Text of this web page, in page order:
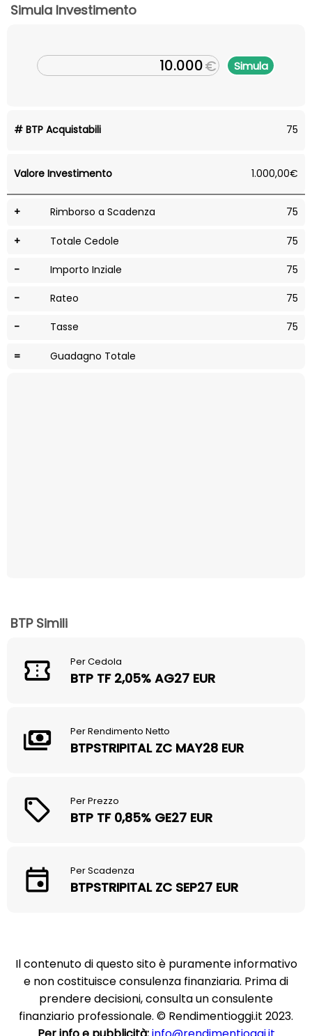
Simula Investimento
€ Simula
# BTP Acquistabili 75
Valore Investimento 1.000,00€
+ Rimborso a Scadenza 75
+ Totale Cedole 75
- Importo Inziale 75
- Rateo 75
- Tasse 75
= Guadagno Totale
BTP Simili
Per Cedola
BTP TF 2,05% AG27 EUR
Per Rendimento Netto
BTPSTRIPITAL ZC MAY28 EUR
Per Prezzo
BTP TF 0,85% GE27 EUR
Per Scadenza
BTPSTRIPITAL ZC SEP27 EUR
Il contenuto di questo sito è puramente informativo
e non costituisce consulenza finanziaria. Prima di
prendere decisioni, consulta un consulente
finanziario professionale. © Rendimentioggi.it 2023.